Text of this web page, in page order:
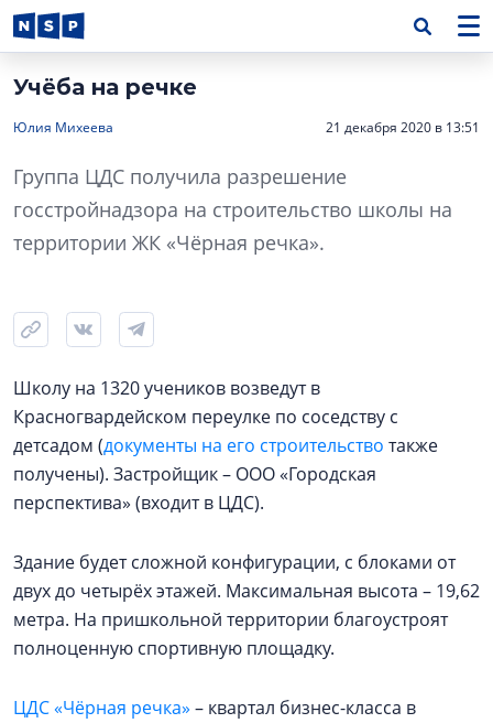
Учёба на речке
Юлия Михеева 21 декабря 2020 в 13:51
Группа ЦДС получила разрешение
госстройнадзора на строительство школы на
территории ЖК «Чёрная речка».
Школу на 1320 учеников возведут в
Красногвардейском переулке по соседству с
детсадом (документы на его строительство также
получены). Застройщик – ООО «Городская
перспектива» (входит в ЦДС).
Здание будет сложной конфигурации, с блоками от
двух до четырёх этажей. Максимальная высота – 19,62
метра. На пришкольной территории благоустроят
полноценную спортивную площадку.
ЦДС «Чёрная речка» – квартал бизнес-класса в